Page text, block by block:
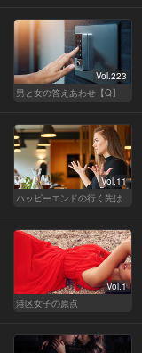
Vol.223
男と女の答えあわせ【Q】
Vol.11
ハッピーエンドの行く先は
Vol.1
港区女子の原点